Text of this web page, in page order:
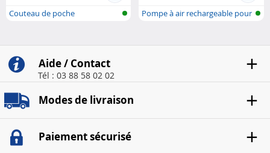
Couteau de poche
Pompe à air rechargeable pour
Aide / Contact
Tél : 03 88 58 02 02
Modes de livraison
Paiement sécurisé